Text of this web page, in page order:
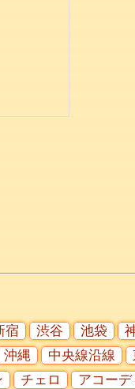
宿 渋谷 池袋
沖縄 中央線沿線
チェロ
アコーデ